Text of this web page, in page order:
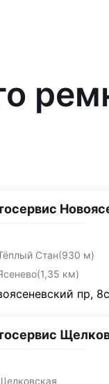
Стан(930 м)
(1,35 км)
пр,